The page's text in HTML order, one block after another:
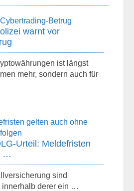
warnt vor
ist längst
mehr, sondern auch für
Urteil: Meldefristen
…
sind
innerhalb derer ein …